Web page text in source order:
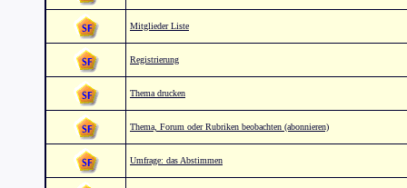
Mitglieder Liste
Registrierung
Thema drucken
Thema, Forum oder Rubriken beobachten (abonnieren)
Umfrage: das Abstimmen